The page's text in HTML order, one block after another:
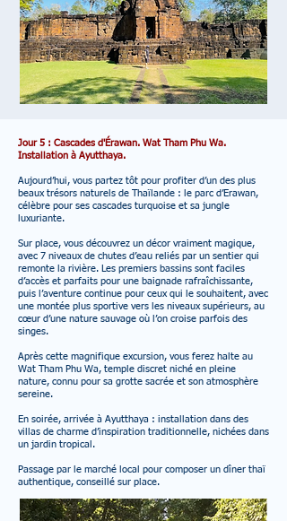
Jour 5 : Cascades d'Érawan. Wat Tham Phu Wa.
Installation à Ayutthaya.
Aujourd’hui, vous partez tôt pour profiter d’un des plus
beaux trésors naturels de Thaïlande : le parc d’Erawan,
célèbre pour ses cascades turquoise et sa jungle
luxuriante.
Sur place, vous découvrez un décor vraiment magique,
avec 7 niveaux de chutes d’eau reliés par un sentier qui
remonte la rivière. Les premiers bassins sont faciles
d’accès et parfaits pour une baignade rafraîchissante,
puis l’aventure continue pour ceux qui le souhaitent, avec
une montée plus sportive vers les niveaux supérieurs, au
cœur d’une nature sauvage où l’on croise parfois des
singes.
Après cette magnifique excursion, vous ferez halte au
Wat Tham Phu Wa, temple discret niché en pleine
nature, connu pour sa grotte sacrée et son atmosphère
sereine.
En soirée, arrivée à Ayutthaya : installation dans des
villas de charme d’inspiration traditionnelle, nichées dans
un jardin tropical.
Passage par le marché local pour composer un dîner thaï
authentique, conseillé sur place.